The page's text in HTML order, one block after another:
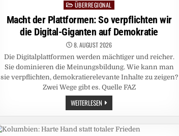
Posted
in
ÜBERREGIONAL
Macht der Plattformen: So verpflichten wir
die Digital-Giganten auf Demokratie
8. AUGUST 2026
Die Digitalplattformen werden mächtiger und reicher.
Sie dominieren die Meinungsbildung. Wie kann man
sie verpflichten, demokratierelevante Inhalte zu zeigen?
Zwei Wege gibt es. Quelle FAZ
WEITERLESEN MACHT
DER
PLATTFORMEN:
SO
VERPFLICHTEN